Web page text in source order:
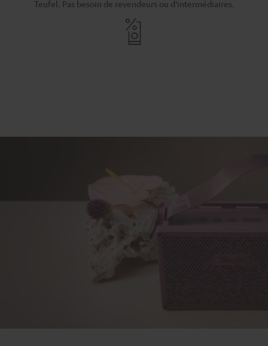
Teufel. Pas besoin de revendeurs ou d'intermédiaires.